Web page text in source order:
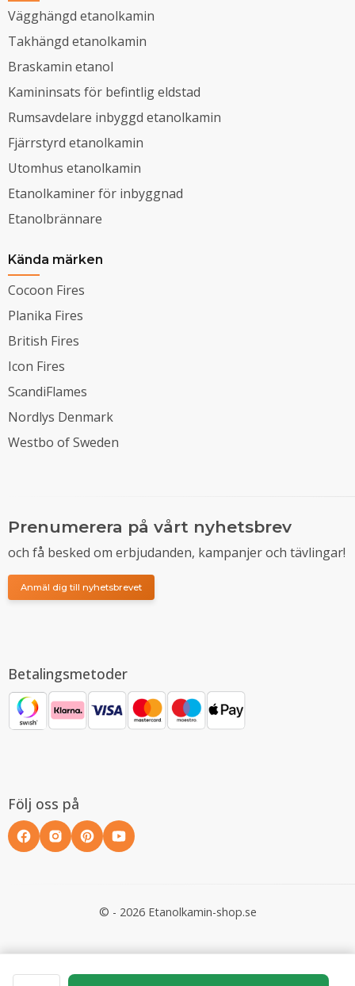
Vägghängd etanolkamin
Takhängd etanolkamin
Braskamin etanol
Kamininsats för befintlig eldstad
Rumsavdelare inbyggd etanolkamin
Fjärrstyrd etanolkamin
Utomhus etanolkamin
Etanolkaminer för inbyggnad
Etanolbrännare
Kända märken
Cocoon Fires
Planika Fires
British Fires
Icon Fires
ScandiFlames
Nordlys Denmark
Westbo of Sweden
Prenumerera på vårt nyhetsbrev
och få besked om erbjudanden, kampanjer och tävlingar!
Anmäl dig till nyhetsbrevet
Betalingsmetoder
Följ oss på
© - 2026 Etanolkamin-shop.se